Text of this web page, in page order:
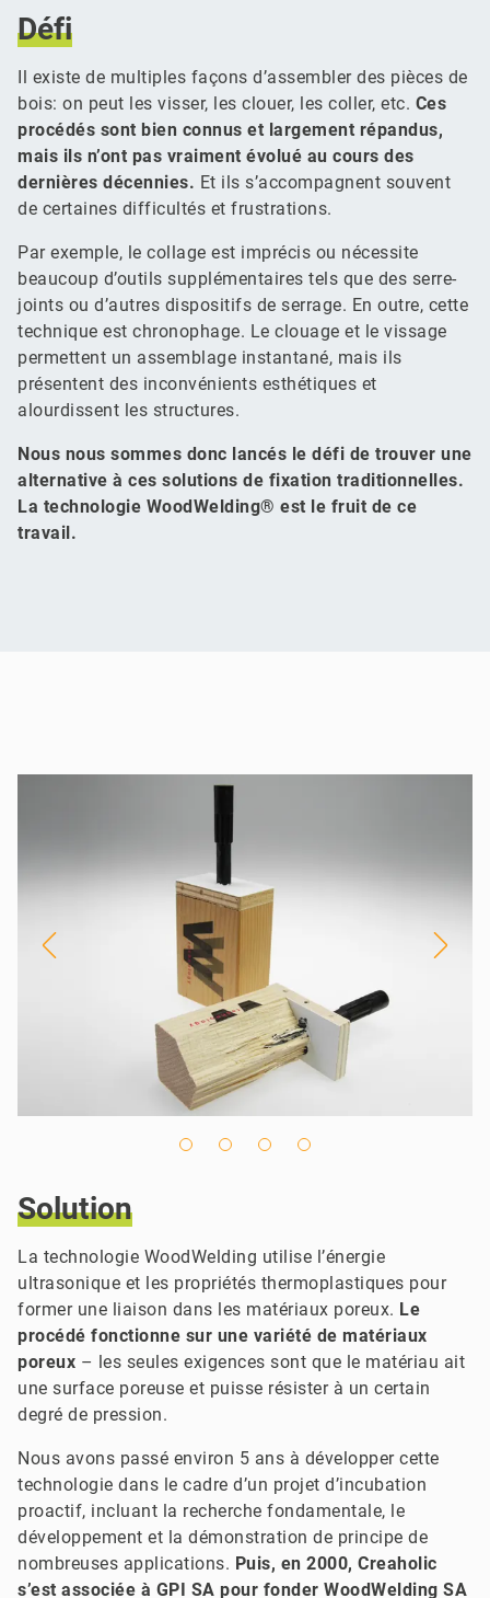
Défi
Il existe de multiples façons d’assembler des pièces de
bois: on peut les visser, les clouer, les coller, etc. Ces
procédés sont bien connus et largement répandus,
mais ils n’ont pas vraiment évolué au cours des
dernières décennies. Et ils s’accompagnent souvent
de certaines difficultés et frustrations.
Par exemple, le collage est imprécis ou nécessite
beaucoup d’outils supplémentaires tels que des serre-
joints ou d’autres dispositifs de serrage. En outre, cette
technique est chronophage. Le clouage et le vissage
permettent un assemblage instantané, mais ils
présentent des inconvénients esthétiques et
alourdissent les structures.
Nous nous sommes donc lancés le défi de trouver une
alternative à ces solutions de fixation traditionnelles.
La technologie WoodWelding® est le fruit de ce
travail.
Solution
La technologie WoodWelding utilise l’énergie
ultrasonique et les propriétés thermoplastiques pour
former une liaison dans les matériaux poreux. Le
procédé fonctionne sur une variété de matériaux
poreux – les seules exigences sont que le matériau ait
une surface poreuse et puisse résister à un certain
degré de pression.
Nous avons passé environ 5 ans à développer cette
technologie dans le cadre d’un projet d’incubation
proactif, incluant la recherche fondamentale, le
développement et la démonstration de principe de
nombreuses applications. Puis, en 2000, Creaholic
s’est associée à GPI SA pour fonder WoodWelding SA